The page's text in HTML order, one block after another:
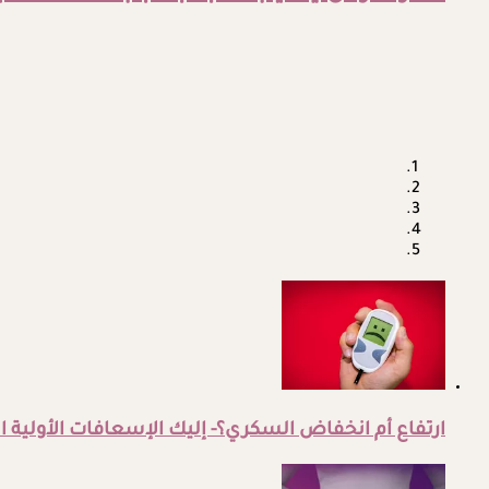
ارتفاع أم انخفاض السكري؟- إليك الإسعافات الأولية